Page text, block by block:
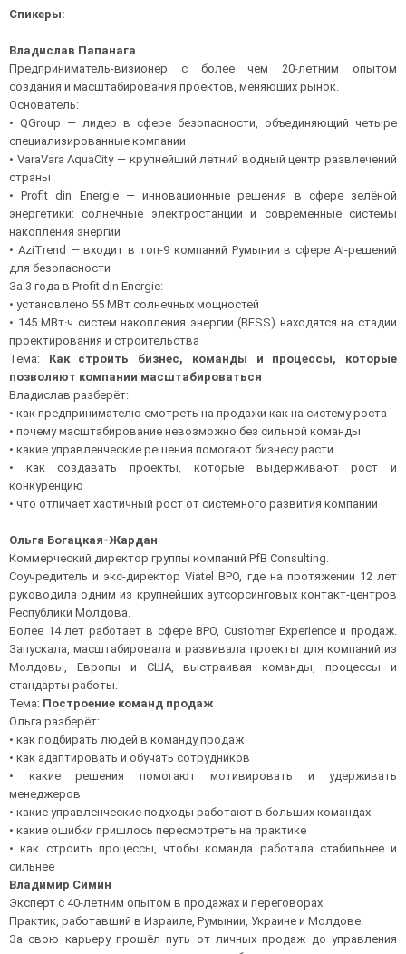
Спикеры:
Владислав Папанага
Предприниматель-визионер с более чем 20-летним опытом
создания и масштабирования проектов, меняющих рынок.
Основатель:
• QGroup — лидер в сфере безопасности, объединяющий четыре
специализированные компании
• VaraVara AquaCity — крупнейший летний водный центр развлечений
страны
• Profit din Energie — инновационные решения в сфере зелёной
энергетики: солнечные электростанции и современные системы
накопления энергии
• AziTrend — входит в топ-9 компаний Румынии в сфере AI-решений
для безопасности
За 3 года в Profit din Energie:
• установлено 55 МВт солнечных мощностей
• 145 МВт·ч систем накопления энергии (BESS) находятся на стадии
проектирования и строительства
Тема: Как строить бизнес, команды и процессы, которые
позволяют компании масштабироваться
Владислав разберёт:
• как предпринимателю смотреть на продажи как на систему роста
• почему масштабирование невозможно без сильной команды
• какие управленческие решения помогают бизнесу расти
• как создавать проекты, которые выдерживают рост и
конкуренцию
• что отличает хаотичный рост от системного развития компании
Ольга Богацкая-Жардан
Коммерческий директор группы компаний PfB Consulting.
Соучредитель и экс-директор Viatel BPO, где на протяжении 12 лет
руководила одним из крупнейших аутсорсинговых контакт-центров
Республики Молдова.
Более 14 лет работает в сфере BPO, Customer Experience и продаж.
Запускала, масштабировала и развивала проекты для компаний из
Молдовы, Европы и США, выстраивая команды, процессы и
стандарты работы.
Тема: Построение команд продаж
Ольга разберёт:
• как подбирать людей в команду продаж
• как адаптировать и обучать сотрудников
• какие решения помогают мотивировать и удерживать
менеджеров
• какие управленческие подходы работают в больших командах
• какие ошибки пришлось пересмотреть на практике
• как строить процессы, чтобы команда работала стабильнее и
сильнее
Владимир Симин
Эксперт с 40-летним опытом в продажах и переговорах.
Практик, работавший в Израиле, Румынии, Украине и Молдове.
За свою карьеру прошёл путь от личных продаж до управления